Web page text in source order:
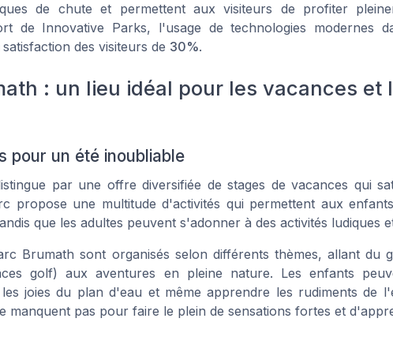
de chute et permettent aux visiteurs de profiter
de Innovative Parks, l'usage de technologies modernes
des visiteurs de 30%.
: un lieu idéal pour les vacances et
pour un été inoubliable
par une offre diversifiée de stages de vacances qui
propose une multitude d'activités qui permettent aux
que les adultes peuvent s'adonner à des activités ludiques
Brumath sont organisés selon différents thèmes, allant du
golf)
aux aventures en pleine nature. Les enfants
joies du plan d'eau et même apprendre les rudiments de
manquent pas pour faire le plein de sensations fortes et